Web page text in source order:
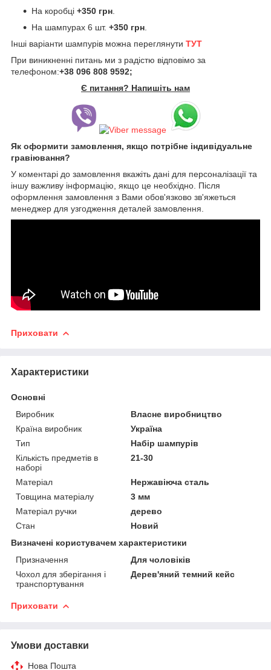
На коробці +350 грн
На шампурах 6 шт. +350 грн
Інші варіанти шампурів можна переглянути ТУТ
При виникненні питань ми з радістю відповімо за
телефоном:+38 096 808 9592;
Є питання? Напишіть нам
Як оформити замовлення, якщо потрібне індивідуальне
гравіювання?
У коментарі до замовлення вкажіть дані для персоналізації та
іншу важливу інформацію, якщо це необхідно. Після
оформлення замовлення з Вами обов'язково зв'яжеться
менеджер для узгодження деталей замовлення.
Приховати
Характеристики
Основні
Виробник
Власне виробництво
Країна виробник
Україна
Тип
Набір шампурів
Кількість предметів в
наборі
21-30
Матеріал
Нержавіюча сталь
Товщина матеріалу
3 мм
Матеріал ручки
дерево
Стан
Новий
Визначені користувачем характеристики
Призначення
Для чоловіків
Чохол для зберігання і
транспортування
Дерев'яний темний кейс
Приховати
Умови доставки
Нова Пошта